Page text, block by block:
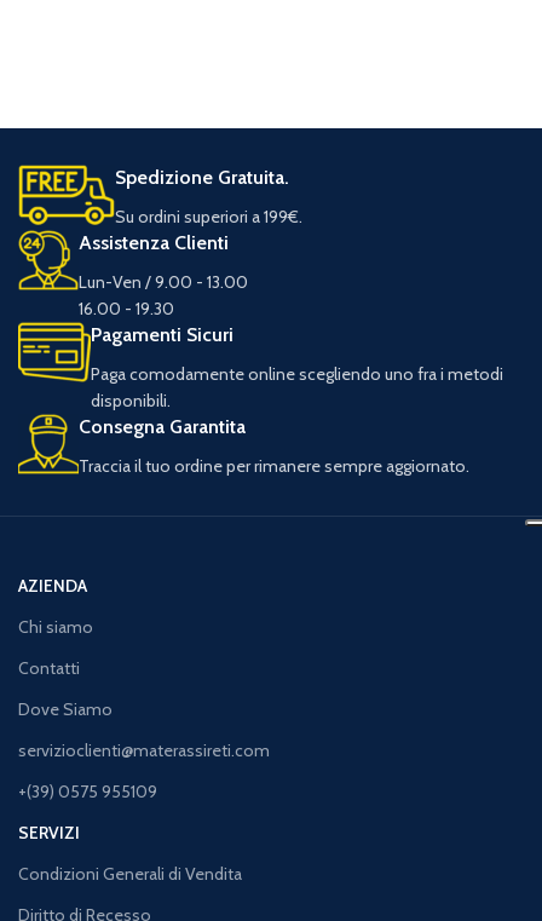
Spedizione Gratuita.
Su ordini superiori a 199€.
Assistenza Clienti
Lun-Ven / 9.00 - 13.00
16.00 - 19.30
Pagamenti Sicuri
Paga comodamente online scegliendo uno fra i metodi
disponibili.
Consegna Garantita
Traccia il tuo ordine per rimanere sempre aggiornato.
AZIENDA
Chi siamo
Contatti
Dove Siamo
servizioclienti@materassireti.com
+(39) 0575 955109
SERVIZI
Condizioni Generali di Vendita
Diritto di Recesso